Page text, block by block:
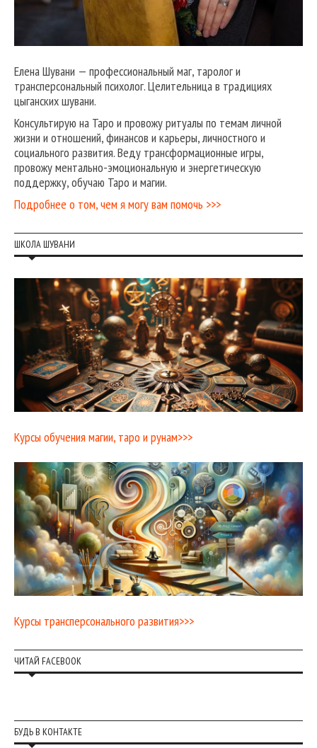
Елена Шувани — профессиональный маг, таролог и
трансперсональный психолог. Целительница в традициях
цыганских шувани.
Консультирую на Таро и провожу ритуалы по темам личной
жизни и отношений, финансов и карьеры, личностного и
социального развития. Веду трансформационные игры,
провожу ментально-эмоциональную и энергетическую
поддержку, обучаю Таро и магии.
Подробнее о том, чем я могу вам помочь >>>
ШКОЛА ШУВАНИ
Курсы обучения магии, таро и рунам>>>
Курсы трансперсонального развития>>>
ЧИТАЙ FACEBOOK
БУДЬ В КОНТАКТЕ